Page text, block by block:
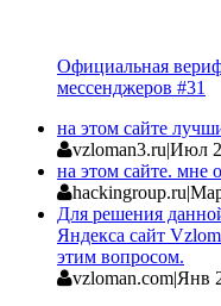
Официальная
мессенджеров #31
на этом сайте
vzloman3.ru|Июл
на этом сайте. мне
hackingroup.ru|
Для решения
Яндекса сайт
этим вопросом.
vzloman.com|Янв